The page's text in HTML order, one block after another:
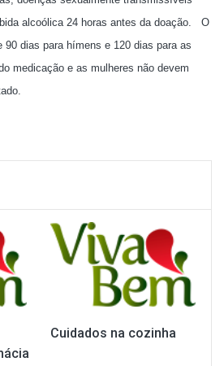
alcoólica 24 horas antes da doação.
O
90 dias para hímens e 120 dias para as
medicação e as mulheres não devem
Cuidados na cozinha